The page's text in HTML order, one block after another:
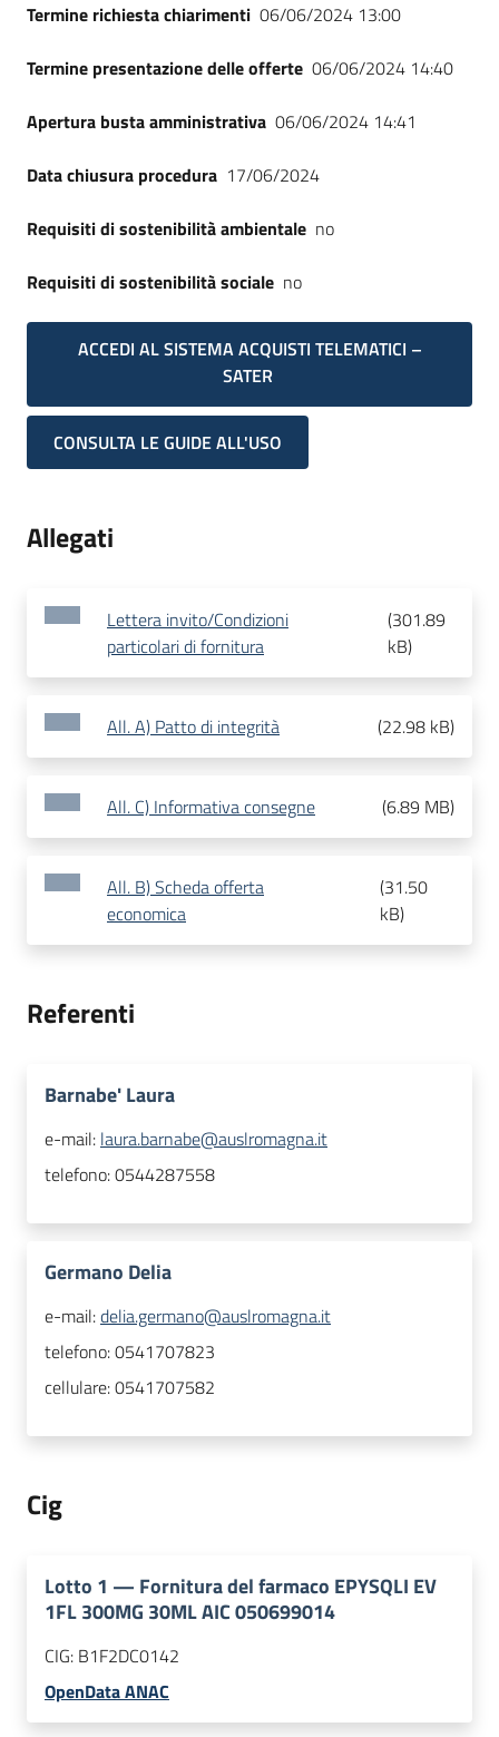
Termine richiesta chiarimenti 06/06/2024 13:00
Termine presentazione delle offerte 06/06/2024 14:40
Apertura busta amministrativa 06/06/2024 14:41
Data chiusura procedura 17/06/2024
Requisiti di sostenibilità ambientale no
Requisiti di sostenibilità sociale no
ACCEDI AL SISTEMA ACQUISTI TELEMATICI –
SATER
CONSULTA LE GUIDE ALL'USO
Allegati
Lettera invito/Condizioni
particolari di fornitura
(301.89
kB)
All. A) Patto di integrità (22.98 kB)
All. C) Informativa consegne (6.89 MB)
All. B) Scheda offerta
economica
(31.50
kB)
Referenti
Barnabe' Laura
e-mail: laura.barnabe@auslromagna.it
telefono:0544287558
Germano Delia
e-mail:delia.germano@auslromagna.it
telefono:0541707823
cellulare:0541707582
Cig
Lotto 1 — Fornitura del farmaco EPYSQLI EV
1FL 300MG 30ML AIC 050699014
CIG: B1F2DC0142
OpenData ANAC